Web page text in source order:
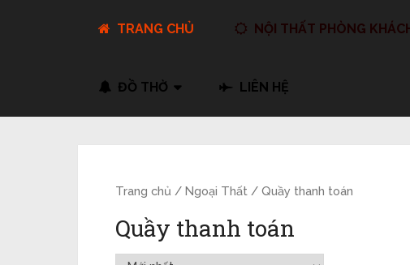
TRANG CHỦ NỘI THẤT PHÒNG
ĐỒ THỜ LIÊN HỆ
Trang chủ / Ngoại Thất / Quầy thanh toán
Quầy thanh toán